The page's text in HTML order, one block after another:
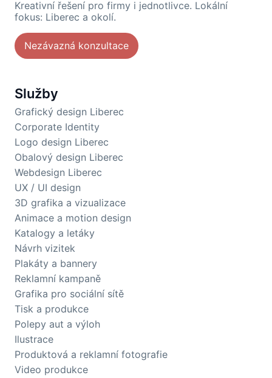
Kreativní řešení pro firmy i jednotlivce. Lokální
fokus: Liberec a okolí.
Nezávazná konzultace
Služby
Grafický design Liberec
Corporate Identity
Logo design Liberec
Obalový design Liberec
Webdesign Liberec
UX / UI design
3D grafika a vizualizace
Animace a motion design
Katalogy a letáky
Návrh vizitek
Plakáty a bannery
Reklamní kampaně
Grafika pro sociální sítě
Tisk a produkce
Polepy aut a výloh
Ilustrace
Produktová a reklamní fotografie
Video produkce